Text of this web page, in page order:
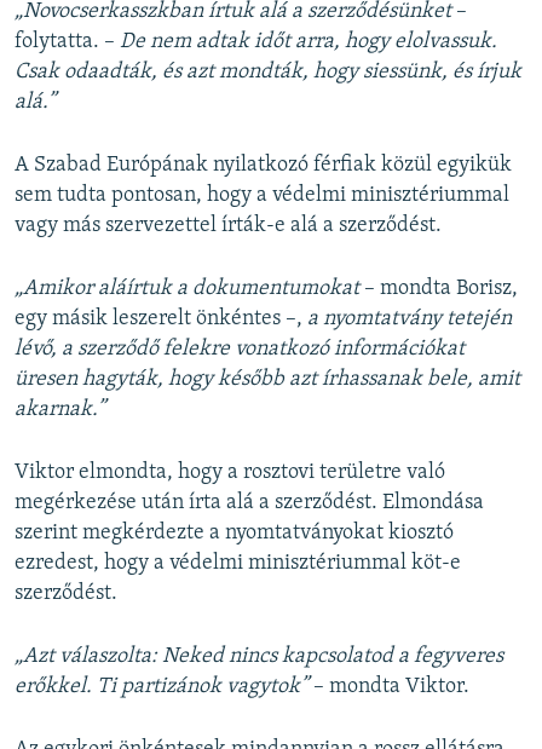
„Novocserkasszkban írtuk alá a szerződésünket–
folytatta. – De nem adtak időt arra, hogy elolvassuk.
Csak odaadták, és azt mondták, hogy siessünk, és írjuk
alá.”
A Szabad Európának nyilatkozó férfiak közül egyikük
sem tudta pontosan, hogy a védelmi minisztériummal
vagy más szervezettel írták-e alá a szerződést.
„Amikor aláírtuk a dokumentumokat– mondta Borisz,
egy másik leszerelt önkéntes –, a nyomtatvány tetején
lévő, a szerződő felekre vonatkozó információkat
üresen hagyták, hogy később azt írhassanak bele, amit
akarnak.”
Viktor elmondta, hogy a rosztovi területre való
megérkezése után írta alá a szerződést. Elmondása
szerint megkérdezte a nyomtatványokat kiosztó
ezredest, hogy a védelmi minisztériummal köt-e
szerződést.
„Azt válaszolta: Neked nincs kapcsolatod a fegyveres
erőkkel. Ti partizánok vagytok”– mondta Viktor.